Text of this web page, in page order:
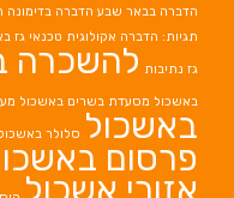
הדברה בבאר שבע הדברה בדימונה
תגיות: הדברה אקולוגית טכנאי גז
גז נתיבות להשכרה
באשכול מסעדת בשרים באשכול
באשכול סלולר באשכול
פרסום
אזורי אשכול